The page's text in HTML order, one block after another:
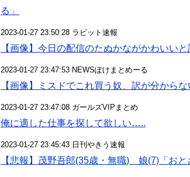
る」
2023-01-27 23:50:28 ラビット速報
【画像】今日の配信のたぬかながかわいい
2023-01-27 23:47:53 NEWSぽけまとめーる
【画像】ミスドでこれ買う奴、訳が分から
2023-01-27 23:47:08 ガールズVIPまとめ
俺に適した仕事を探して欲しい…..
2023-01-27 23:45:43 日刊やきう速報
【悲報】茂野吾郎(35歳・無職) 娘(7)「おと